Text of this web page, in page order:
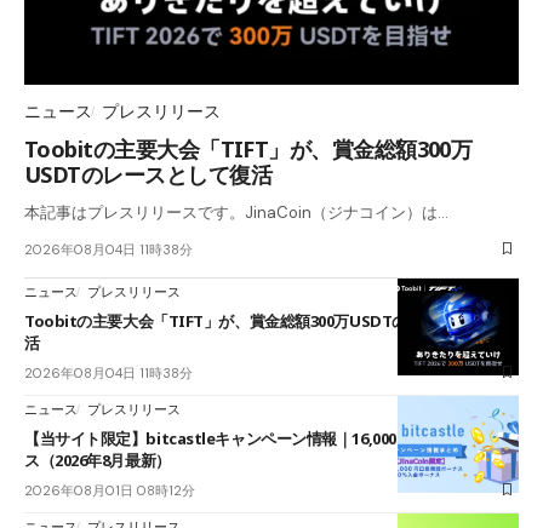
ニュース プレスリリース
Toobitの主要大会「TIFT」が、賞金総額300万
USDTのレースとして復活
本記事はプレスリリースです。JinaCoin（ジナコイン）は…
2026年08月04日 11時38分
ニュース プレスリリース
Toobitの主要大会「TIFT」が、賞金総額300万USDTのレースとして復
活
2026年08月04日 11時38分
ニュース プレスリリース
【当サイト限定】bitcastleキャンペーン情報｜16,000円口座開設ボーナ
ス（2026年8月最新）
2026年08月01日 08時12分